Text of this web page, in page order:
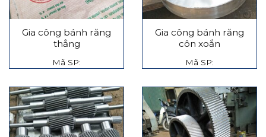
Gia công bánh răng
thẳng
Mã SP:
Gia công bánh răng
côn xoắn
Mã SP: